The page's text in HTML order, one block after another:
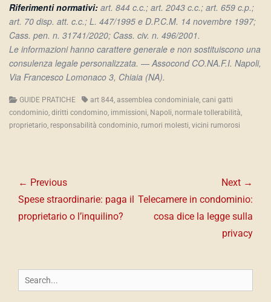
Riferimenti normativi: art. 844 c.c.; art. 2043 c.c.; art. 659 c.p.;
art. 70 disp. att. c.c.; L. 447/1995 e D.P.C.M. 14 novembre 1997;
Cass. pen. n. 31741/2020; Cass. civ. n. 496/2001.
Le informazioni hanno carattere generale e non sostituiscono una
consulenza legale personalizzata. — Assocond CO.NA.F.I. Napoli,
Via Francesco Lomonaco 3, Chiaia (NA).
Categories
GUIDE PRATICHE Tagsart 844, assemblea condominiale, cani gatti
condominio, diritti condomino, immissioni, Napoli, normale tollerabilità,
proprietario, responsabilità condominio, rumori molesti, vicini rumorosi
articoli
← Previous
Previous
post:
Spese straordinarie: paga il
proprietario o l’inquilino?
Next →
Next
post:
Telecamere in condominio:
cosa dice la legge sulla
privacy
Search
for: